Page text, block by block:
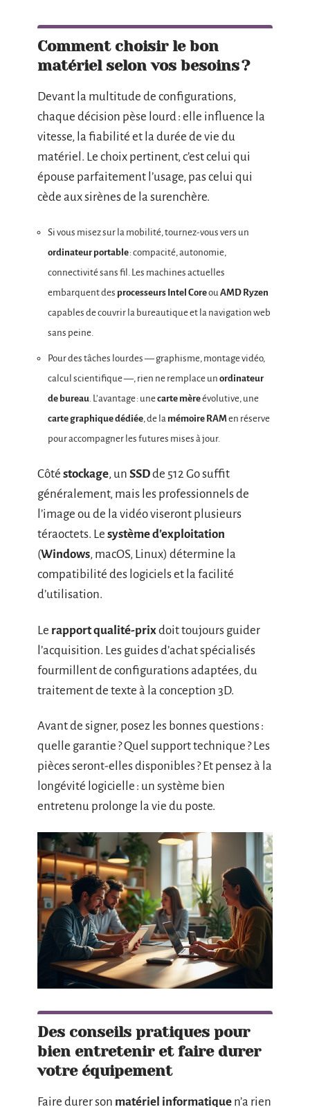
Comment choisir le bon
matériel selon vos besoins ?
Devant la multitude de configurations,
chaque décision pèse lourd : elle influence la
vitesse, la fiabilité et la durée de vie du
matériel. Le choix pertinent, c’est celui qui
épouse parfaitement l’usage, pas celui qui
cède aux sirènes de la surenchère.
Si vous misez sur la mobilité, tournez-vous vers un
ordinateur portable: compacité, autonomie,
connectivité sans fil. Les machines actuelles
embarquent des processeurs Intel CoreouAMD Ryzen
capables de couvrir la bureautique et la navigation web
sans peine.
Pour des tâches lourdes — graphisme, montage vidéo,
calcul scientifique —, rien ne remplace un ordinateur
de bureau . L’avantage : unecarte mèreévolutive, une
carte graphique dédiée, de la mémoire RAM en réserve
pour accompagner les futures mises à jour.
Côté stockage, un SSDde 512 Go suffit
généralement, mais les professionnels de
l’image ou de la vidéo viseront plusieurs
téraoctets. Le système d’exploitation
(Windows, macOS, Linux) détermine la
compatibilité des logiciels et la facilité
d’utilisation.
Le rapport qualité-prixdoit toujours guider
l’acquisition. Les guides d’achat spécialisés
fourmillent de configurations adaptées, du
traitement de texte à la conception 3D.
Avant de signer, posez les bonnes questions :
quelle garantie ? Quel support technique ? Les
pièces seront-elles disponibles ? Et pensez à la
longévité logicielle : un système bien
entretenu prolonge la vie du poste.
Des conseils pratiques pour
bien entretenir et faire durer
votre équipement
Faire durer son matériel informatique n’a rien